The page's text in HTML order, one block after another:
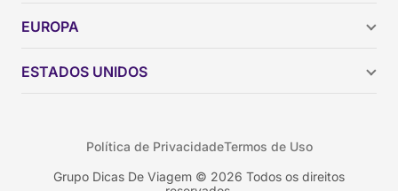
Brasil
Colômbia
EUROPA
ESTADOS UNIDOS
Nova York
Grupo Dicas De Viagem © 2026 Todos os direitos
Política de PrivacidadeTermos de Uso